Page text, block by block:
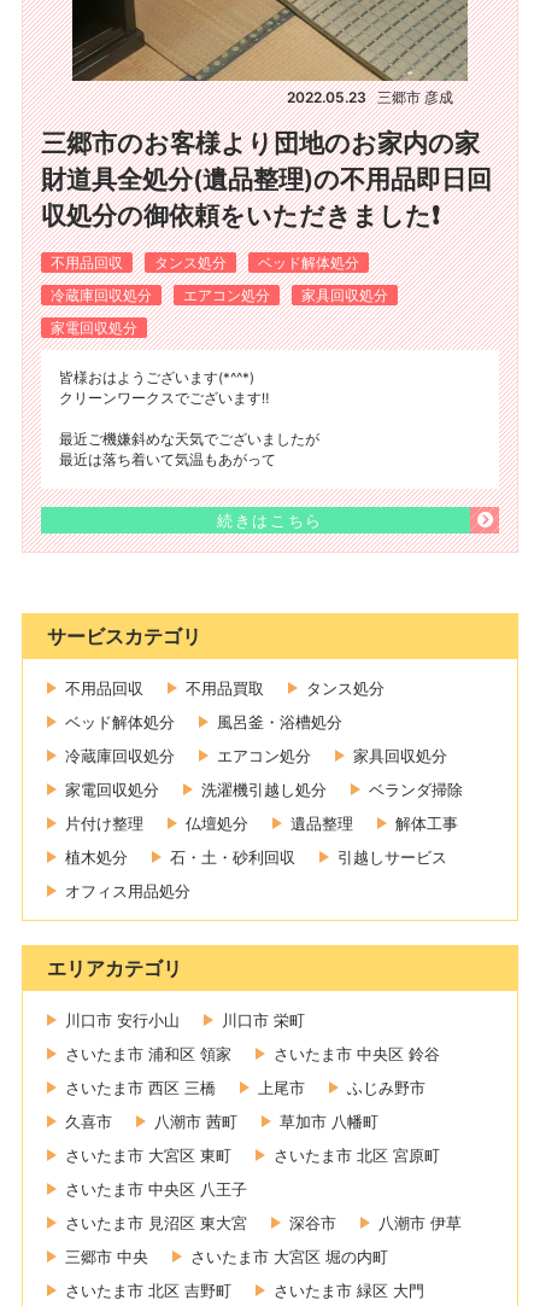
2022.05.23 三郷市 彦成
三郷市のお客様より団地のお家内の家
財道具全処分(遺品整理)の不用品即日回
収処分の御依頼をいただきました❗
不用品回収 タンス処分
ベッド解体処分
冷蔵庫回収処分
エアコン処分
家具回収処分
家電回収処分
皆様おはようございます(*^^*)
クリーンワークスでございます‼️
最近ご機嫌斜めな天気でございましたが
最近は落ち着いて気温もあがって
続きはこちら
サービスカテゴリ
不用品回収 不用品買取
タンス処分
ベッド解体処分
風呂釜・浴槽処分
冷蔵庫回収処分
エアコン処分
家具回収処分
家電回収処分
洗濯機引越し処分
ベランダ掃除
片付け整理
仏壇処分 遺品整理
解体工事
植木処分
石・土・砂利回収
引越しサービス
オフィス用品処分
エリアカテゴリ
川口市 安行小山
川口市 栄町
さいたま市 浦和区 領家
さいたま市 中央区 鈴谷
さいたま市 西区 三橋
上尾市
ふじみ野市
久喜市
八潮市 茜町
草加市 八幡町
さいたま市 大宮区 東町
さいたま市 北区 宮原町
さいたま市 中央区 八王子
さいたま市 見沼区 東大宮
深谷市
八潮市 伊草
三郷市 中央
さいたま市 大宮区 堀の内町
さいたま市 北区 吉野町
さいたま市 緑区 大門